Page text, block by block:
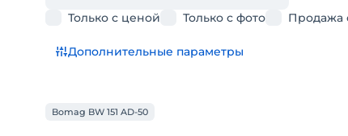
Только с ценой
Только с фото Продажа
Дополнительные параметры
Bomag BW 151 AD-50